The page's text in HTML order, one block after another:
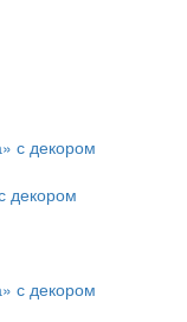
декором